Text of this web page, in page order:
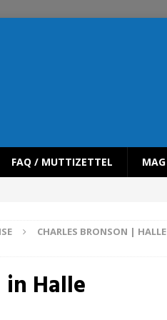
FAQ / MUTTIZETTEL MAG
CHARLES BRONSON | HALLE
in Halle